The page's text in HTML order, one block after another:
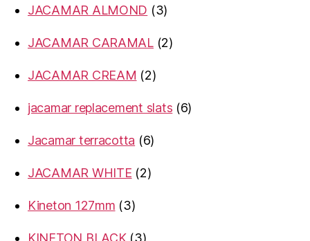
JACAMAR ALMOND
33
JACAMAR CARAMAL 22
JACAMAR CREAM
22
jacamar replacement slats
66
Jacamar terracotta
66
JACAMAR WHITE
22
Kineton 127mm
33
KINETON BLACK 33